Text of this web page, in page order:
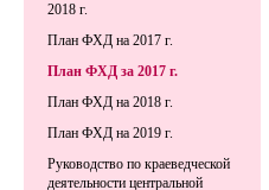
2018 г.
План ФХД на 2017 г.
План ФХД за 2017 г.
План ФХД на 2018 г.
План ФХД на 2019 г.
Руководство по краеведческой
деятельности центральной